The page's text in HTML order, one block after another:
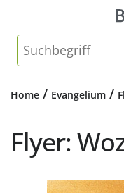
Home / Evangelium /
Flyer: